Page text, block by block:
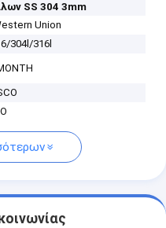
SS 304 3mm
Union
304l/316l